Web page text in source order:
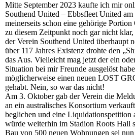
Mitte September 2023 kaufte ich mir
Southend United – Ebbsfleet United
meinerseits schon eine gehörige
zu diesem Zeitpunkt noch gar nicht
der Verein Southend United überhaupt
über 117 Jahres Existenz drohte den
das Aus. Vielleicht mag jetzt der ein
Situation bei mir Freunde ausgelöst
möglicherweise einen neuen LOST
gehabt. Nein, so war das nicht!
Am 3. Oktober gab der Verein die
an ein australisches Konsortium
beglichen und eine Liquidationspetition
würde weiterhin im Stadion Roots Hall
Bau von 500 neuen Wohnungen sei